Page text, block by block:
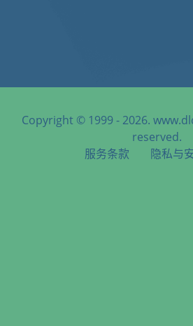
Copyright © 1999 - 2026.
reserved.
服务条款
隐私与